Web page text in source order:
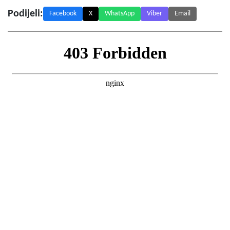
Podijeli: Facebook X WhatsApp Viber Email